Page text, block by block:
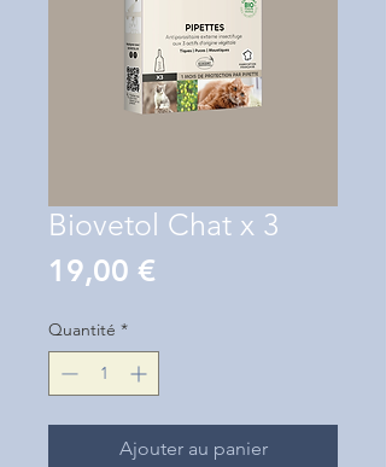
Biovetol Chat x 3
19,00 €Prix
Quantité *
Ajouter au panier